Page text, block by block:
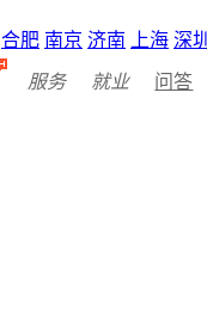
合肥 南京 济南 上海 深
服务 就业 问答